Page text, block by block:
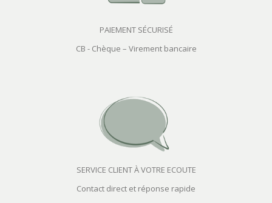
PAIEMENT SÉCURISÉ
CB - Chèque – Virement bancaire
SERVICE CLIENT À VOTRE ECOUTE
Contact direct et réponse rapide